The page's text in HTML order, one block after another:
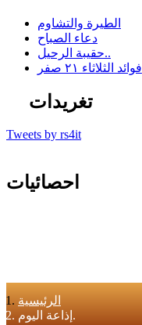
الطيرة والتشاوم
دعاء الصباح
حقيبة الرحيل..
فوائد الثلاثاء ٢١ صفر
تغريدات
Tweets by rs4it
احصائيات
الرئيسية
إذاعة اليوم.